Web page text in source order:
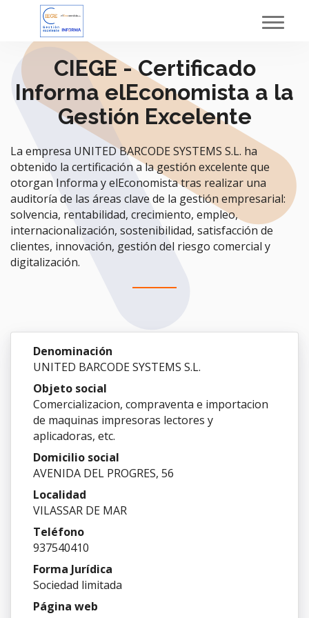
CIEGE - Certificado
Informa elEconomista a la
Gestión Excelente
La empresa UNITED BARCODE SYSTEMS S.L. ha
obtenido la certificación a la gestión excelente que
otorgan Informa y elEconomista tras realizar una
auditoría de las áreas clave de la gestión empresarial:
solvencia, rentabilidad, crecimiento, empleo,
internacionalización, sostenibilidad, satisfacción de
clientes, innovación, gestión del riesgo comercial y
digitalización.
Denominación
UNITED BARCODE SYSTEMS S.L.
Objeto social
Comercializacion, compraventa e importacion
de maquinas impresoras lectores y
aplicadoras, etc.
Domicilio social
AVENIDA DEL PROGRES, 56
Localidad
VILASSAR DE MAR
Teléfono
937540410
Forma Jurídica
Sociedad limitada
Página web